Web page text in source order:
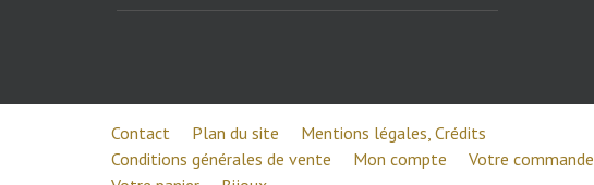
Contact Plan du site
Mentions légales, Crédits
Conditions générales de vente
Mon compte
Votre commande